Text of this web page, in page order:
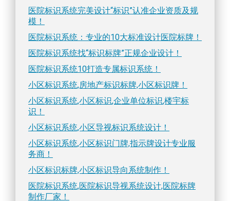
医院标识系统完美设计“标识”认准企业资质及规
模！
医院标识系统：专业的10大标准设计医院标牌！
医院标识系统找“标识标牌”正规企业设计！
医院标识系统10打造专属标识系统！
小区标识系统,房地产标识标牌,小区标识牌！
小区标识系统,小区标识,企业单位标识,楼宇标
识！
小区标识系统,小区导视标识系统设计！
小区标识系统,小区标识门牌,指示牌设计专业服
务商！
小区标识标牌,小区标识导向系统制作！
医院标识系统,医院标识导视系统设计,医院标牌
制作厂家！